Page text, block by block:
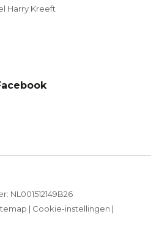
Harry Kreeft
NL001512149B26
| Cookie-instellingen |